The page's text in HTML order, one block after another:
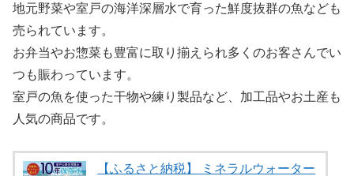
地元野菜や室戸の海洋深層水で育った鮮度抜群の魚なども
売られています。
お弁当やお惣菜も豊富に取り揃えられ多くのお客さんでい
つも賑わっています。
室戸の魚を使った干物や練り製品など、加工品やお土産も
人気の商品です。
【ふるさと納税】 ミネラルウォーター